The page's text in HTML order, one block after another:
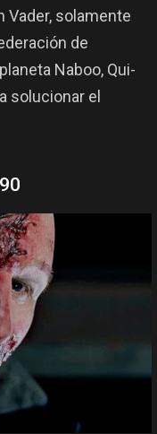
Vader, solamente
de
Naboo, Qui-
solucionar el